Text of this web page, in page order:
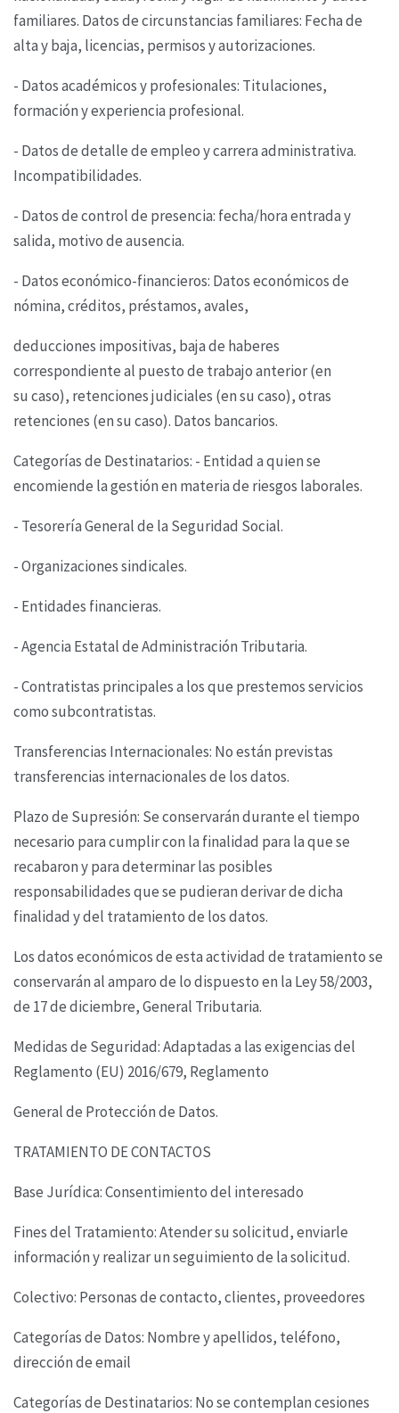
familiares. Datos de circunstancias familiares: Fecha de
alta y baja, licencias, permisos y autorizaciones.
- Datos académicos y profesionales: Titulaciones,
formación y experiencia profesional.
- Datos de detalle de empleo y carrera administrativa.
Incompatibilidades.
- Datos de control de presencia: fecha/hora entrada y
salida, motivo de ausencia.
- Datos económico-financieros: Datos económicos de
nómina, créditos, préstamos, avales,
deducciones impositivas, baja de haberes
correspondiente al puesto de trabajo anterior (en
su caso), retenciones judiciales (en su caso), otras
retenciones (en su caso). Datos bancarios.
Categorías de Destinatarios: - Entidad a quien se
encomiende la gestión en materia de riesgos laborales.
- Tesorería General de la Seguridad Social.
- Organizaciones sindicales.
- Entidades financieras.
- Agencia Estatal de Administración Tributaria.
- Contratistas principales a los que prestemos servicios
como subcontratistas.
Transferencias Internacionales: No están previstas
transferencias internacionales de los datos.
Plazo de Supresión: Se conservarán durante el tiempo
necesario para cumplir con la finalidad para la que se
recabaron y para determinar las posibles
responsabilidades que se pudieran derivarde dicha
finalidad y del tratamiento de los datos.
Los datos económicos de esta actividad de tratamiento se
conservarán al amparo de lo dispuestoen la Ley 58/2003,
de 17 de diciembre, General Tributaria.
Medidas de Seguridad: Adaptadas a las exigencias del
Reglamento (EU) 2016/679, Reglamento
General de Protección de Datos.
TRATAMIENTO DE CONTACTOS
Base Jurídica: Consentimiento del interesado
Fines del Tratamiento: Atender su solicitud, enviarle
información y realizar un seguimiento de lasolicitud.
Colectivo: Personas de contacto, clientes, proveedores
Categorías de Datos: Nombre y apellidos, teléfono,
dirección de email
Categorías de Destinatarios: No se contemplan cesiones